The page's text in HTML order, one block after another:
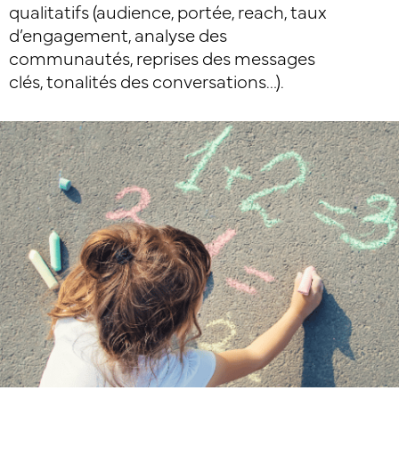
qualitatifs (audience, portée, reach, taux
d’engagement, analyse des
communautés, reprises des messages
clés, tonalités des conversations…).